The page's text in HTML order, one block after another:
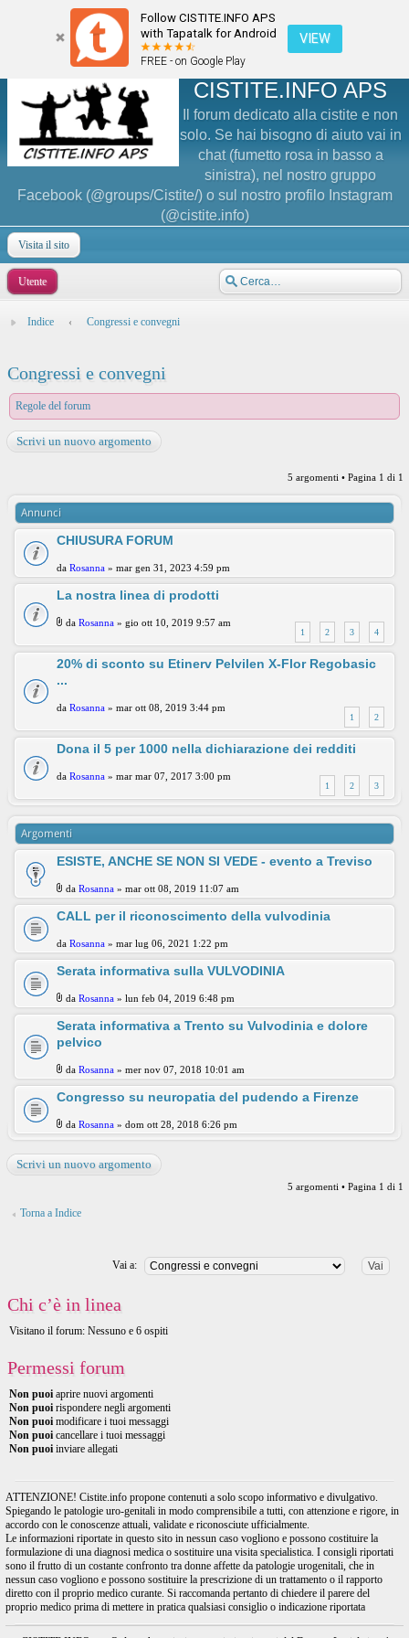
Follow CISTITE.INFO APS
with Tapatalk for Android
FREE - on Google Play
VIEW
CISTITE.INFO APS
Il forum dedicato alla cistite e non
solo. Se hai bisogno di aiuto vai in
chat (fumetto rosa in basso a
sinistra), nel nostro gruppo
Facebook (@groups/Cistite/) o sul nostro profilo Instagram
(@cistite.info)
Visita il sito
Utente
Indice ‹ Congressi e convegni
Congressi e convegni
Regole del forum
Scrivi un nuovo argomento
5 argomenti • Pagina 1 di 1
Annunci
CHIUSURA FORUM
da Rosanna » mar gen 31, 2023 4:59 pm
La nostra linea di prodotti
1 2 3 4
da Rosanna » gio ott 10, 2019 9:57 am
20% di sconto su Etinerv Pelvilen X-Flor Regobasic
...
1 2
da Rosanna » mar ott 08, 2019 3:44 pm
Dona il 5 per 1000 nella dichiarazione dei redditi
1 2 3
da Rosanna » mar mar 07, 2017 3:00 pm
Argomenti
ESISTE, ANCHE SE NON SI VEDE - evento a Treviso
da Rosanna » mar ott 08, 2019 11:07 am
CALL per il riconoscimento della vulvodinia
da Rosanna » mar lug 06, 2021 1:22 pm
Serata informativa sulla VULVODINIA
da Rosanna » lun feb 04, 2019 6:48 pm
Serata informativa a Trento su Vulvodinia e dolore
pelvico
da Rosanna » mer nov 07, 2018 10:01 am
Congresso su neuropatia del pudendo a Firenze
da Rosanna » dom ott 28, 2018 6:26 pm
Scrivi un nuovo argomento
5 argomenti • Pagina 1 di 1
Torna a Indice
Vai a:
Chi c’è in linea
Visitano il forum: Nessuno e 6 ospiti
Permessi forum
Non puoi aprire nuovi argomenti
Non puoi rispondere negli argomenti
Non puoi modificare i tuoi messaggi
Non puoi cancellare i tuoi messaggi
Non puoi inviare allegati
ATTENZIONE! Cistite.info propone contenuti a solo scopo informativo e divulgativo.
Spiegando le patologie uro-genitali in modo comprensibile a tutti, con attenzione e rigore, in
accordo con le conoscenze attuali, validate e riconosciute ufficialmente.
Le informazioni riportate in questo sito in nessun caso vogliono e possono costituire la
formulazione di una diagnosi medica o sostituire una visita specialistica. I consigli riportati
sono il frutto di un costante confronto tra donne affette da patologie urogenitali, che in
nessun caso vogliono e possono sostituire la prescrizione di un trattamento o il rapporto
diretto con il proprio medico curante. Si raccomanda pertanto di chiedere il parere del
proprio medico prima di mettere in pratica qualsiasi consiglio o indicazione riportata